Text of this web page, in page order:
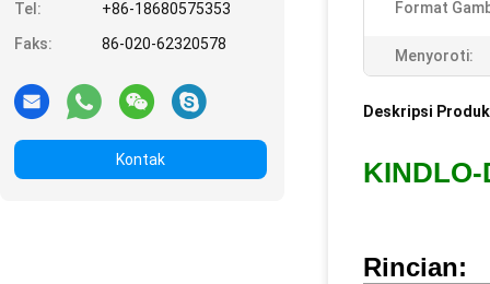
Tel:
+86-18680575353
Faks:
86-020-62320578
Kontak
Format
Menyoroti:
Deskripsi Produk
KINDLO-
Rincian: